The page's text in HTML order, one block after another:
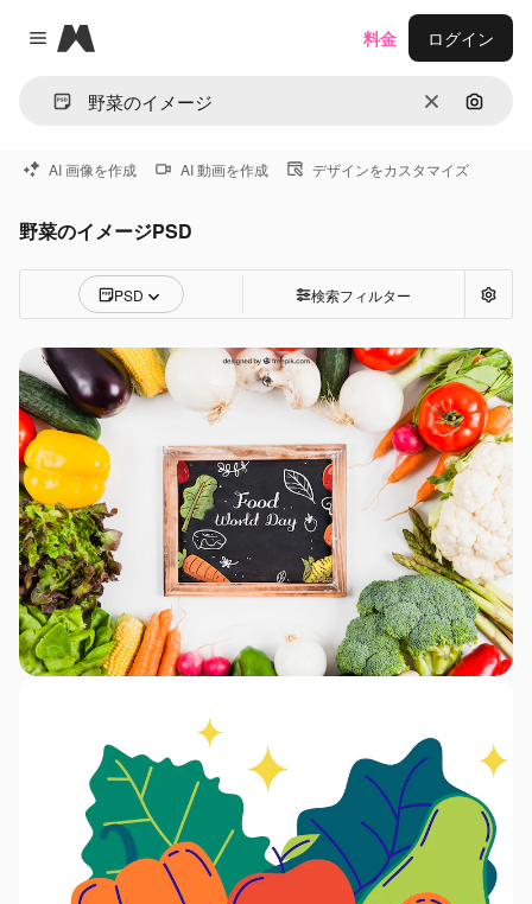
Close menu
Magnific
消去 画像で
料金 ログイン
AI 画像を作成 AI 動画を作成 デザインをカスタマイズ
野菜のイメージPSD
PSD 検索フィルター